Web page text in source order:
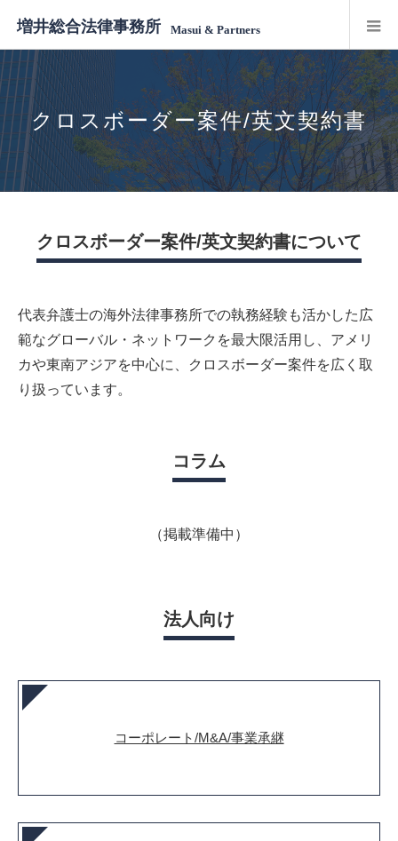
増井総合法律事務所 Masui & Partners
クロスボーダー案件/英文契約書
クロスボーダー案件/英文契約書について
代表弁護士の海外法律事務所での執務経験も活かした広
範なグローバル・ネットワークを最大限活用し、アメリ
カや東南アジアを中心に、クロスボーダー案件を広く取
り扱っています。
コラム
（掲載準備中）
法人向け
コーポレート/M&A/事業承継